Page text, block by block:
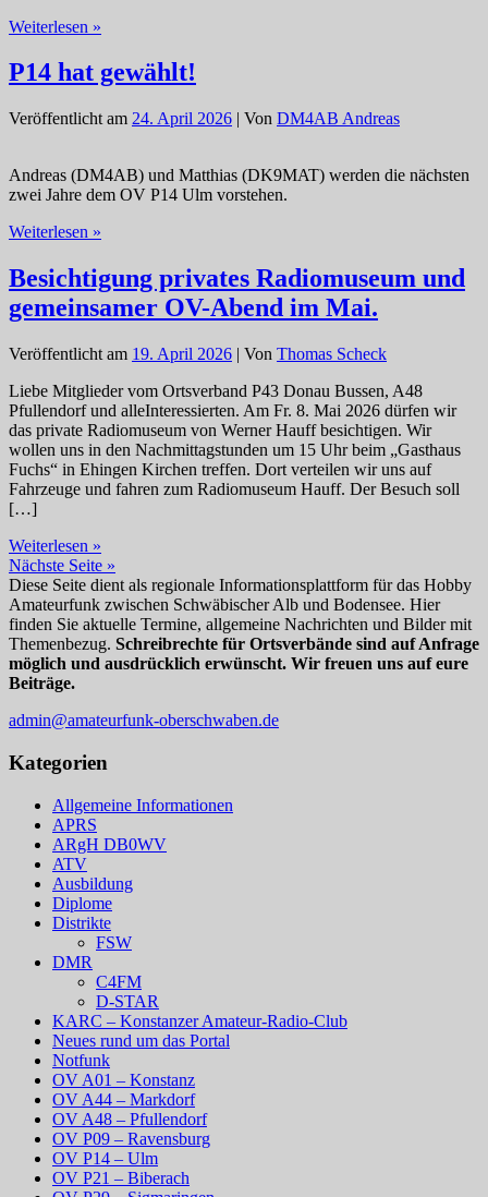
Weiterlesen »
am
Sa
im
P14 hat gewählt!
Veröffentlicht am 24. April 2026 | Von DM4AB Andreas
Andreas (DM4AB) und Matthias (DK9MAT) werden die nächsten
zwei Jahre dem OV P14 Ulm vorstehen.
Weiterlesen »
gewählt!
Besichtigung privates Radiomuseum und
gemeinsamer OV-Abend im Mai.
Veröffentlicht am 19. April 2026 | Von Thomas Scheck
Liebe Mitglieder vom Ortsverband P43 Donau Bussen, A48
Pfullendorf und alleInteressierten. Am Fr. 8. Mai 2026 dürfen wir
das private Radiomuseum von Werner Hauff besichtigen. Wir
wollen uns in den Nachmittagstunden um 15 Uhr beim „Gasthaus
Fuchs“ in Ehingen Kirchen treffen. Dort verteilen wir uns auf
Fahrzeuge und fahren zum Radiomuseum Hauff. Der Besuch soll
[…]
Weiterlesen »
privates
Radiomuseum
und
gemeinsamer
OV-
Abend
Nächste Seite »
Diese Seite dient als regionale Informationsplattform für das Hobby
Amateurfunk zwischen Schwäbischer Alb und Bodensee. Hier
finden Sie aktuelle Termine, allgemeine Nachrichten und Bilder mit
Themenbezug. Schreibrechte für Ortsverbände sind auf Anfrage
möglich und ausdrücklich erwünscht. Wir freuen uns auf eure
Beiträge.
admin@amateurfunk-oberschwaben.de
Kategorien
Allgemeine Informationen
APRS
ARgH DB0WV
ATV
Ausbildung
Diplome
Distrikte
FSW
DMR
C4FM
D-STAR
KARC – Konstanzer Amateur-Radio-Club
Neues rund um das Portal
Notfunk
OV A01 – Konstanz
OV A44 – Markdorf
OV A48 – Pfullendorf
OV P09 – Ravensburg
OV P14 – Ulm
OV P21 – Biberach